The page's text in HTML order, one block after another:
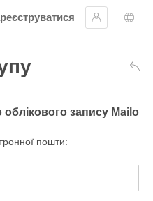
Увійти
запису Mailo
пошти: